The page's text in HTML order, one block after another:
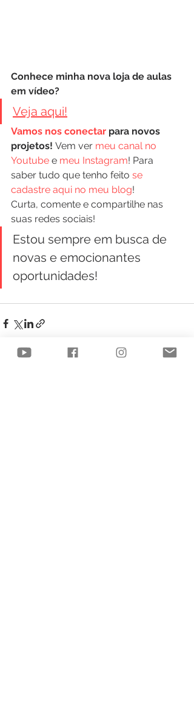
Conhece minha nova loja de aulas
em vídeo?
Veja aqui!
Vamos nos conectar para novos
projetos! Vem ver meu canal no
Youtube e meu Instagram! Para
saber tudo que tenho feito se
cadastre aqui no meu blog!
Curta, comente e compartilhe nas
suas redes sociais!
Estou sempre em busca de
novas e emocionantes
oportunidades!